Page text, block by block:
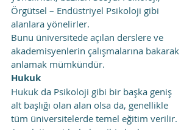
Örgütsel – Endüstriyel Psikoloji gibi
alanlara yönelirler.
Bunu üniversitede açılan derslere ve
akademisyenlerin çalışmalarına bakarak
anlamak mümkündür.
Hukuk
Hukuk da Psikoloji gibi bir başka geniş
alt başlığı olan alan olsa da, genellikle
tüm üniversitelerde temel eğitim verilir.